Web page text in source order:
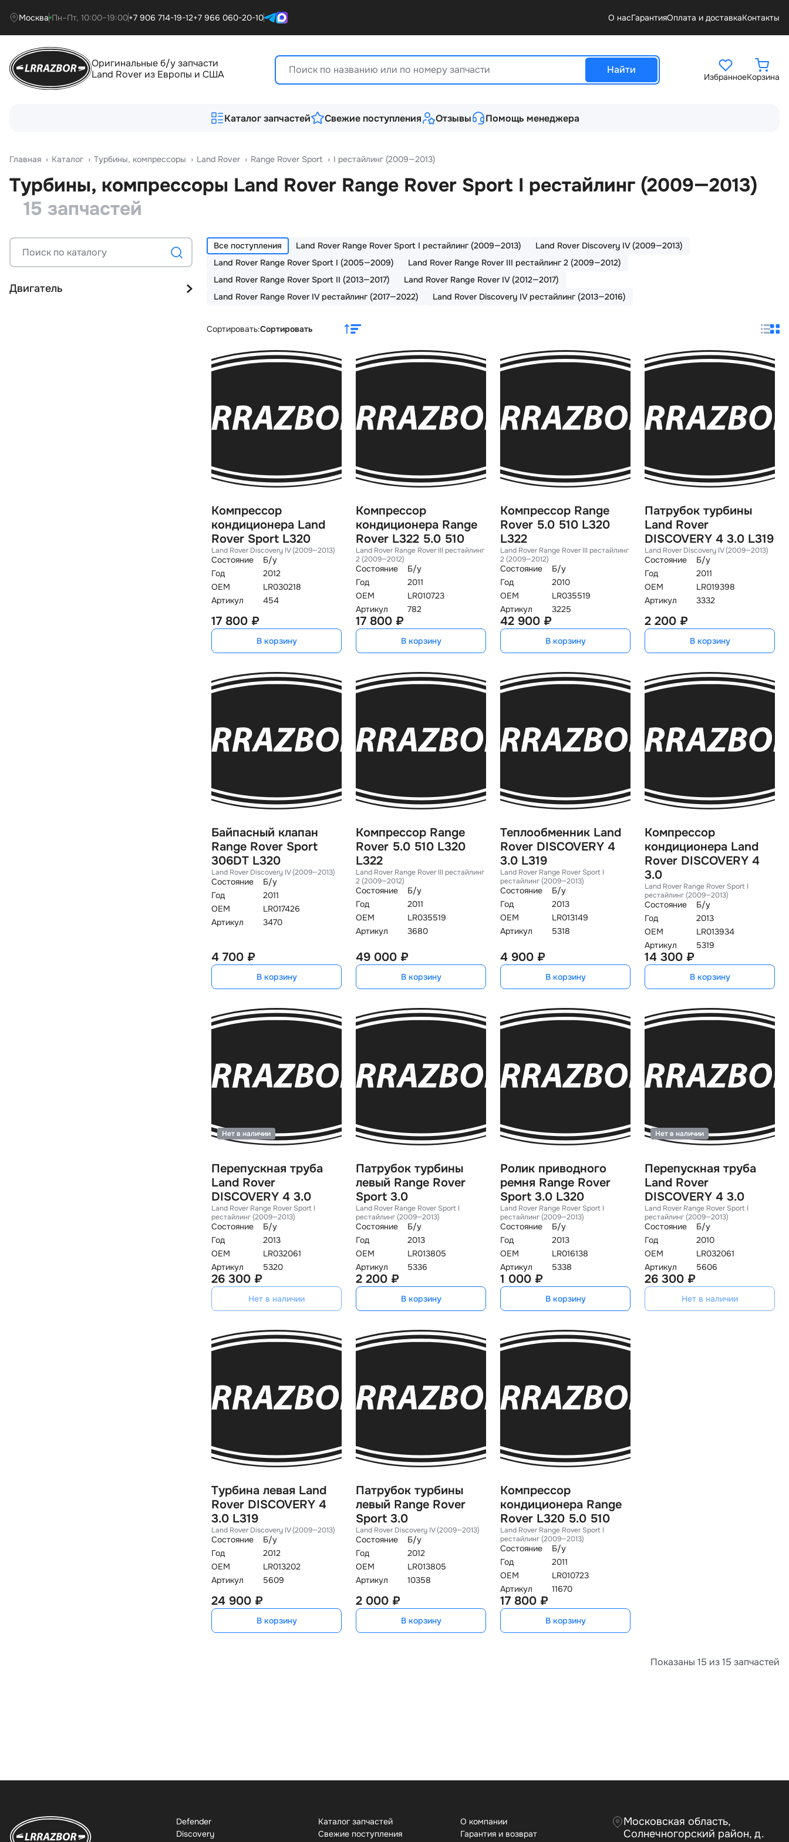
Москва Пн–Пт, 10:00–19:00+7 906 714-19-12+7 966 060-20-10 О насГарантияОплата и доставкаКонтакты
Оригинальные б/у запчасти
Land Rover из Европы и США
Найти
ИзбранноеКорзина
Каталог запчастей Свежие поступления Отзывы Помощь менеджера
Главная › Катало › Турбины, компрессоры › Land Rover › Range Rover Sport › I рестайлинг (2009—2013)
Турбины, компрессоры Land Rover Range Rover Sport I рестайлинг (2009—2013)
15 запчастей
Двигатель
Все поступления Land Rover Range Rover Sport I рестайлинг (2009—2013)
Land Rover Discovery IV (2009—2013)
Land Rover Range Rover Sport I (2005—2009)
Land Rover Range Rover III рестайлинг 2 (2009—2012)
Land Rover Range Rover Sport II (2013—2017)
Land Rover Range Rover IV (2012—2017)
Land Rover Range Rover IV рестайлинг (2017—2022)
Land Rover Discovery IV рестайлинг (2013—2016)
Сортировать:Сортировать
Компрессор
кондиционера Land
Rover Sport L320
Land Rover Discovery IV (2009—2013)
Состояние
Б/у
Год
2012
OEM
LR030218
Артикул
454
17 800 ₽
В корзину
Компрессор
кондиционера Range
Rover L322 5.0 510
Land Rover Range Rover III рестайлин
2 (2009—2012)
Состояние
Б/у
Год
2011
OEM
LR010723
Артикул
782
17 800 ₽
В корзину
Компрессор Range
Rover 5.0 510 L320
L322
Land Rover Range Rover III рестайлин
2 (2009—2012)
Состояние
Б/у
Год
2010
OEM
LR035519
Артикул
3225
42 900 ₽
В корзину
Патрубок турбины
Land Rover
DISCOVERY 4 3.0 L319
Land Rover Discovery IV (2009—2013)
Состояние
Б/у
Год
2011
OEM
LR019398
Артикул
3332
2 200 ₽
В корзину
Байпасный клапан
Range Rover Sport
306DT L320
Land Rover Discovery IV (2009—2013)
Состояние
Б/у
Год
2011
OEM
LR017426
Артикул
3470
4 700 ₽
В корзину
Компрессор Range
Rover 5.0 510 L320
L322
Land Rover Range Rover III рестайлин
2 (2009—2012)
Состояние
Б/у
Год
2011
OEM
LR035519
Артикул
3680
49 000 ₽
В корзину
Теплообменник Land
Rover DISCOVERY 4
3.0 L319
Land Rover Range Rover Sport I
рестайлинг (2009—2013)
Состояние
Б/у
Год
2013
OEM
LR013149
Артикул
5318
4 900 ₽
В корзину
Компрессор
кондиционера Land
Rover DISCOVERY 4
3.0
Land Rover Range Rover Sport I
рестайлинг (2009—2013)
Состояние
Б/у
Год
2013
OEM
LR013934
Артикул
5319
14 300 ₽
В корзину
Перепускная труба
Land Rover
DISCOVERY 4 3.0
Land Rover Range Rover Sport I
рестайлинг (2009—2013)
Состояние
Б/у
Год
2013
OEM
LR032061
Артикул
5320
Нет в наличии
26 300 ₽
Нет в наличии
Патрубок турбины
левый Range Rover
Sport 3.0
Land Rover Range Rover Sport I
рестайлинг (2009—2013)
Состояние
Б/у
Год
2013
OEM
LR013805
Артикул
5336
2 200 ₽
В корзину
Ролик приводного
ремня Range Rover
Sport 3.0 L320
Land Rover Range Rover Sport I
рестайлинг (2009—2013)
Состояние
Б/у
Год
2013
OEM
LR016138
Артикул
5338
1 000 ₽
В корзину
Перепускная труба
Land Rover
DISCOVERY 4 3.0
Land Rover Range Rover Sport I
рестайлинг (2009—2013)
Состояние
Б/у
Год
2010
OEM
LR032061
Артикул
5606
Нет в наличии
26 300 ₽
Нет в наличии
Турбина левая Land
Rover DISCOVERY 4
3.0 L319
Land Rover Discovery IV (2009—2013)
Состояние
Б/у
Год
2012
OEM
LR013202
Артикул
5609
24 900 ₽
В корзину
Патрубок турбины
левый Range Rover
Sport 3.0
Land Rover Discovery IV (2009—2013)
Состояние
Б/у
Год
2012
OEM
LR013805
Артикул
10358
2 000 ₽
В корзину
Компрессор
кондиционера Range
Rover L320 5.0 510
Land Rover Range Rover Sport I
рестайлинг (2009—2013)
Состояние
Б/у
Год
2011
OEM
LR010723
Артикул
11670
17 800 ₽
В корзину
Показаны 15 из 15 запчастей
Defender
Discovery
Каталог запчастей
Свежие поступления
О компании
Гарантия и возврат
Московская область,
Солнечногорский район, д.